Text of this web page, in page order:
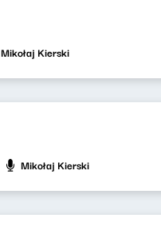
Mikołaj Kierski
Mikołaj Kierski